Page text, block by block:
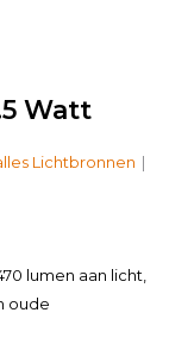
Watt
Lichtbronnen
lumen aan licht,
oude